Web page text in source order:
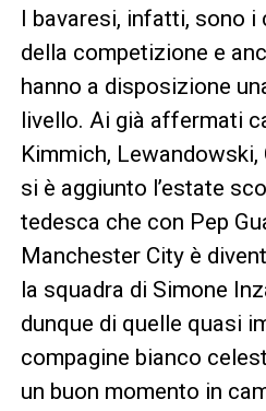
I bavaresi, infatti, sono
della competizione e
hanno a disposizione
livello. Ai già affermati
Kimmich, Lewandowski,
si è aggiunto l’estate
tedesca che con Pep
Manchester City è
la squadra di Simone
dunque di quelle quasi
compagine bianco
un buon momento in